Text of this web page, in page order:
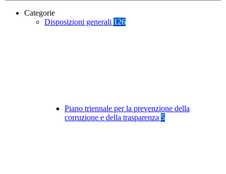
Categorie
Disposizioni generali 126
Piano triennale per la prevenzione della
corruzione e della trasparenza 5